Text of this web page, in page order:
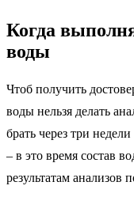
Когда
воды
Чтоб получить
воды нельзя делать
брать через три
– в это время состав
результатам анализов